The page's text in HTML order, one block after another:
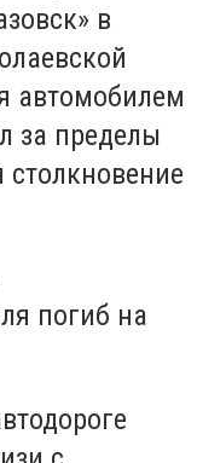
в
автомобилем
за пределы
столкновение
погиб на